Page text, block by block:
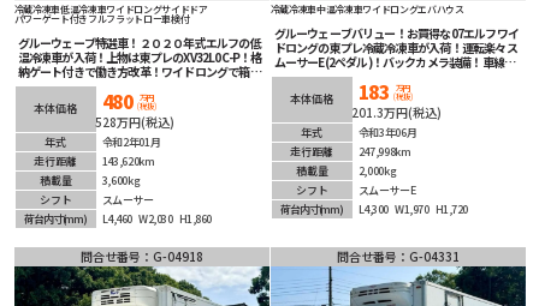
冷蔵冷凍車低温冷凍車ワイドロングサイドドア
パワーゲート付きフルフラットロー車検付
グルーウェーブ特選車！２０２０年式エルフの低
温冷凍車が入荷！上物は東プレのXV32L0C-P！格
納ゲート付きで働き方改革！ワイドロングで箱内
広々！フルフラットローで積み降ろし楽々！嬉し
い車検付き！汎用性の高い左サイドドア付き！ラ
ッシングレールは2段！安全装備充実！バックカ
メラで後退時も安心！オートマチックなのでマニ
ュアルに不慣れな方でも楽々運転！こんな冷凍車
が欲しかった！理想をかなえる1台！
本体価格 480 万円
(税抜)
528万円(税込)
年式
令和2年01月
走行距離
143,620km
積載量
3,600kg
シフト
スムーサー
荷台内寸(mm) L4,460 W2,030 H1,860
冷蔵冷凍車中温冷凍車ワイドロングエバハウス
グルーウェーブバリュー！お買得な07エルフワイ
ドロングの東プレ冷蔵冷凍車が入荷！運転楽々ス
ムーサーE(2ペダル)！バックカメラ装備！車線逸
脱機能等安全装備充実でオススメ！
本体価格 183 万円
(税抜)
201.3万円(税込)
年式
令和3年06月
走行距離
247,998km
積載量
2,000kg
シフト
スムーサーE
荷台内寸(mm) L4,300 W1,970 H1,720
問合せ番号：G-04918 問合せ番号：G-04331